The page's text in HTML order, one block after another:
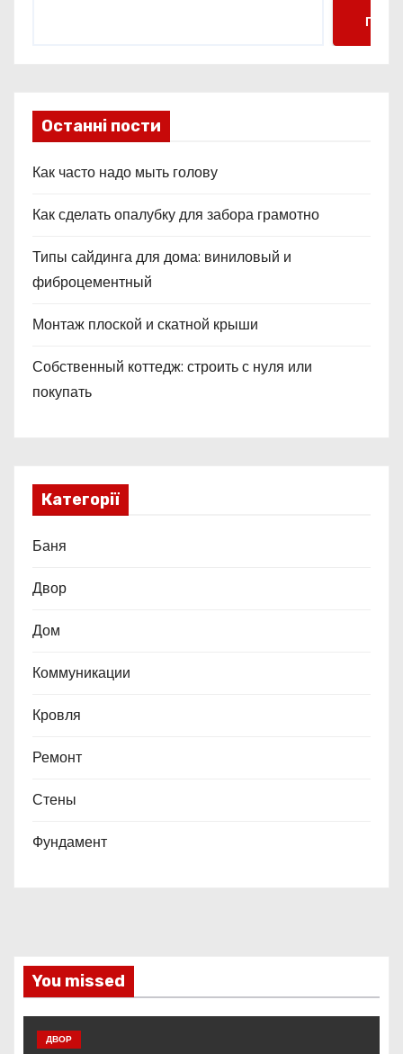
м
Поиск
Останні пости
Как часто надо мыть голову
Как сделать опалубку для забора грамотно
Типы сайдинга для дома: виниловый и
фиброцементный
Монтаж плоской и скатной крыши
Собственный коттедж: строить с нуля или
покупать
Категорії
Баня
Двор
Дом
Коммуникации
Кровля
Ремонт
Стены
Фундамент
You missed
ДВОР